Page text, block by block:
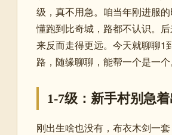
级，真不用急。咱当年刚进服
懂跑到比奇城，路都不认识。
来反而走得更远。今天就聊聊1
路，随缘聊聊，能帮一个是一个
1-7级：新手村别急着
刚出生啥也没有，布衣木剑一